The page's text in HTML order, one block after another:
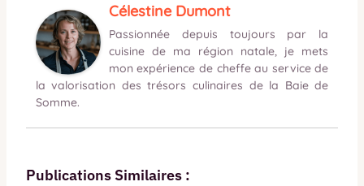
Célestine Dumont
Passionnée depuis toujours par la
cuisine de ma région natale, je mets
mon expérience de cheffe au service de
la valorisation des trésors culinaires de la Baie de
Somme.
Publications Similaires :